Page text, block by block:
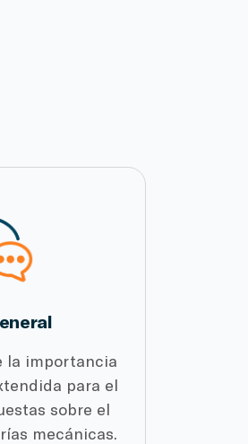
la importancia
para el
sobre el
mecánicas.